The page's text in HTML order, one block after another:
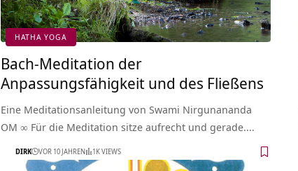
HATHA YOGA
Bach-Meditation der
Anpassungsfähigkeit und des Fließens
Eine Meditationsanleitung von Swami Nirgunananda
OM ∞ Für die Meditation sitze aufrecht und gerade.…
DIRK VOR 10 JAHREN 1K VIEWS